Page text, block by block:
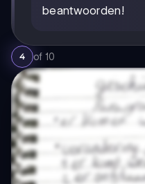
beantwoorden!
4 of 10